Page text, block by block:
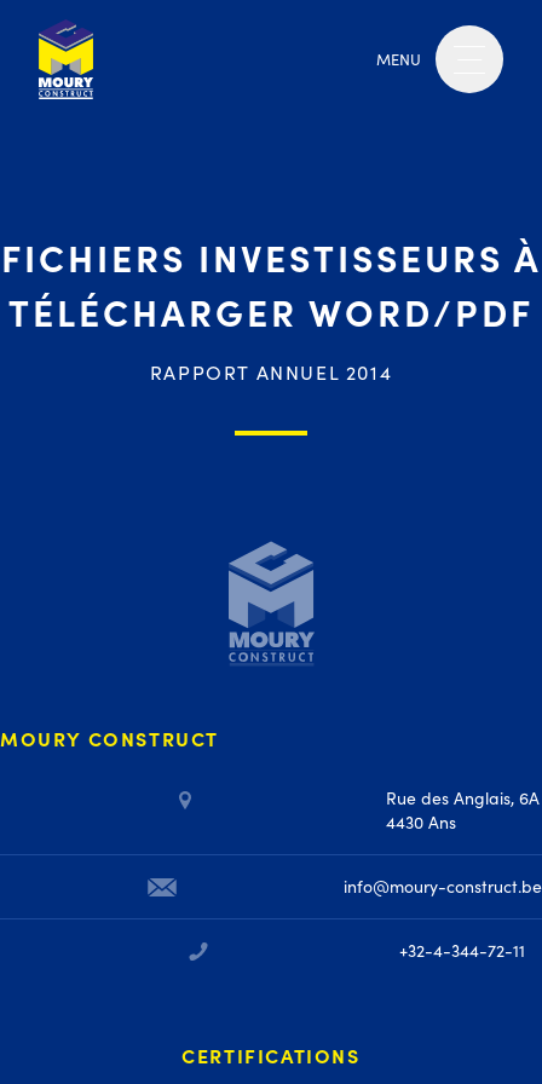
MENU
FICHIERS INVESTISSEURS À
TÉLÉCHARGER WORD/PDF
RAPPORT ANNUEL 2014
MOURY CONSTRUCT
Rue des Anglais, 6A
4430 Ans
info@moury-construct.be
+32-4-344-72-11
CERTIFICATIONS